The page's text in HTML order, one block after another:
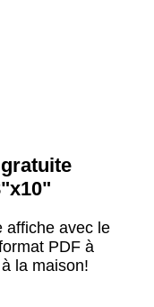
affiche avec le
PDF à
la maison!